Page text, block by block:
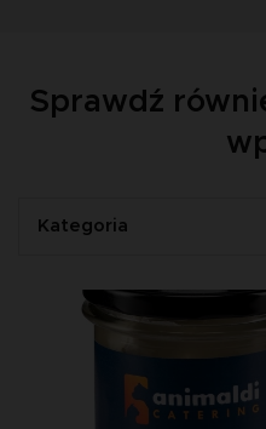
Sprawdź
Kategoria